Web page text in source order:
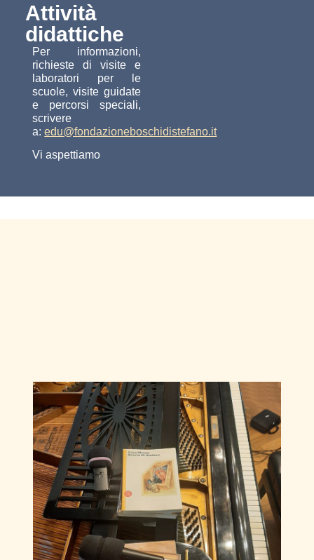
Attività
didattiche
Per informazioni,
richieste di visite e
laboratori per le
scuole, visite guidate
e percorsi speciali,
scrivere
a: edu@fondazioneboschidistefano.it
Vi aspettiamo